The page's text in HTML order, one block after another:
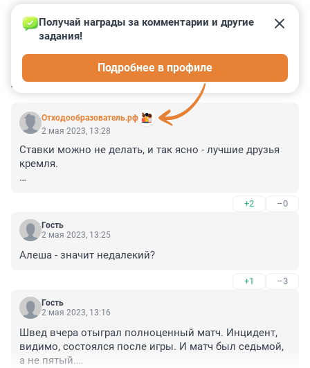
КОММЕНТАРИИ 5
Отходообразователь.рф
Получай награды за комментарии и другие
задания!
Подробнее в профиле
2 мая 2023, 13:28
Ставки можно не делать, и так ясно - лучшие друзья
кремля.
Москвы. В тот вечер в заведении также отдыхала
компания из пятерых уроженцев Кавказа.
На выходе из ресторана у Шведа и компании возник
улице, там и произошла драка. От удара Швед упал, из
пришли сотрудники ресторана — компания хотела
«добить» Шведа, но сотрудникам удалось его
защитить. Ранее никто эту компанию в ресторане не
видел, но известно, что одного из них зовут Князь.
+2 –0
Гость
2 мая 2023, 13:25
Алеша - значит недалекий?
+1 –3
Гость
2 мая 2023, 13:16
Швед вчера отыграл полноценный матч. Инцидент,
видимо, состоялся после игры. И матч был седьмой,
а не пятый.